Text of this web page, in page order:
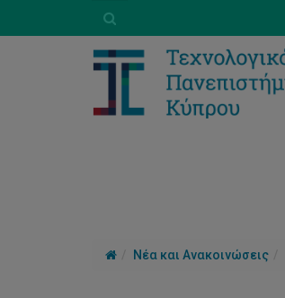
Νέα και Ανακοινώσεις